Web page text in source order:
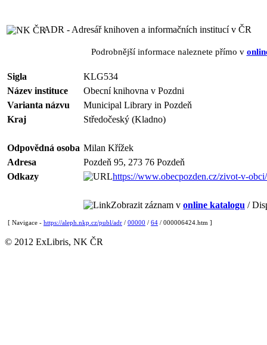
ADR - Adresář knihoven a informačních institucí v ČR
Podrobnější informace naleznete přímo v
Sigla
KLG534
Název instituce
Obecní knihovna v Pozdni
Varianta názvu
Municipal Library in Pozdeň
Kraj
Středočeský (Kladno)
Odpovědná osoba Milan Křížek
Adresa
Pozdeň 95, 273 76 Pozdeň
Odkazy
https://www.obecpozden.cz/zivot-v-
Zobrazit záznam v online katalogu /
[ Navigace - https://aleph.nkp.cz/publ/adr / 00000 / 64 / 000006424.htm ]
© 2012 ExLibris, NK ČR